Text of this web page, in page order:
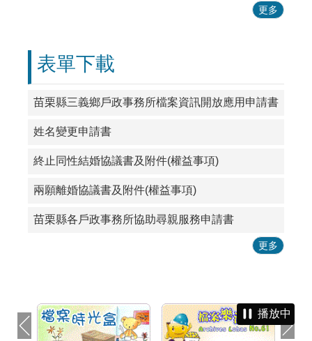
更多
表單下載
苗栗縣三義鄉戶政事務所檔案資訊開放應用申請書
姓名變更申請書
終止同性結婚協議書及附件(權益事項)
兩願離婚協議書及附件(權益事項)
苗栗縣各戶政事務所協助尋親服務申請書
更多
播放中